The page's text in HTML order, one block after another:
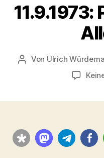
Beitragsautor
Von Ulrich